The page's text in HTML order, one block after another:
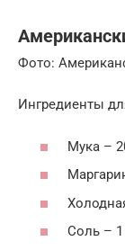
Фото:
Ингредиенты
Мука –
Соль – 1